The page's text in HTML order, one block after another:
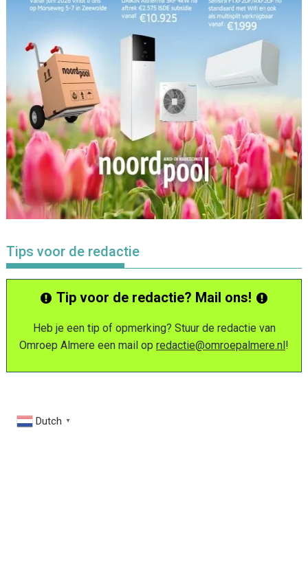
Tips voor de redactie
Tip voor de redactie? Mail ons!
Heb je een tip of opmerking? Stuur de redactie van
Omroep Almere een mail op redactie@omroepalmere.nl!
Dutch ▼